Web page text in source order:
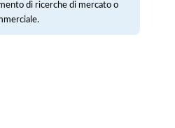
di ricerche di mercato o